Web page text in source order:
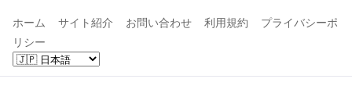
ホーム サイト紹介 お問い合わせ 利用規約
プライバシーポ
リシー